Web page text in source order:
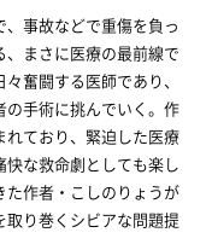
事故などで重傷を負っ
まさに医療の最前線で
奮闘する医師であり、
の手術に挑んでいく。作
ており、緊迫した医療
な救命劇としても楽し
作者・こしのりょうが
り巻くシビアな問題提